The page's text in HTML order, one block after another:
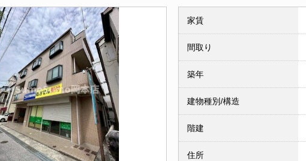
家賃
間取り
築年
建物種別/構造
階建
住所